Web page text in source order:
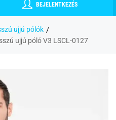
BEJELENTKEZÉS
ujjú pólók
ujjú póló V3 LSCL-0127